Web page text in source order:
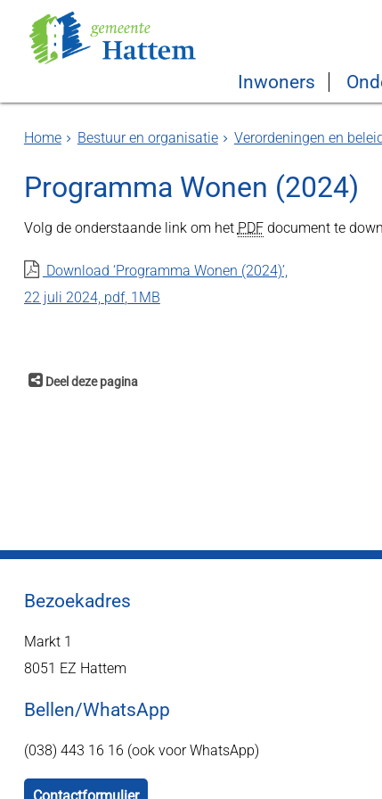
Inwoners
Home Bestuur en organisatie Verordeningen en
Programma Wonen (2024)
Volg de onderstaande link om het PDFdocument te
Download ‘Programma Wonen (2024)’,
22 juli 2024, pdf, 1MB
Deel deze pagina
Bezoekadres
Markt 1
8051 EZ Hattem
Bellen/WhatsApp
(038) 443 16 16 (ook voor WhatsApp)